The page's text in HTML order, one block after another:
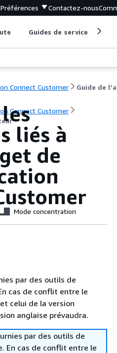
Préférences Contactez-nous
Guides de service
Connect Customer
Connect Customer
liés à
de
Mode concentration
par des outils de
cas de conflit entre le
celui de la version
anglaise prévaudra.
par des outils de
En cas de conflit entre le